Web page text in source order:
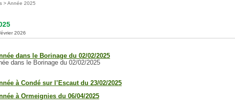
> Année 2025
2026
dans le Borinage du 02/02/2025
dans le Borinage du 02/02/2025
à Condé sur l’Escaut du 23/02/2025
à Ormeignies du 06/04/2025